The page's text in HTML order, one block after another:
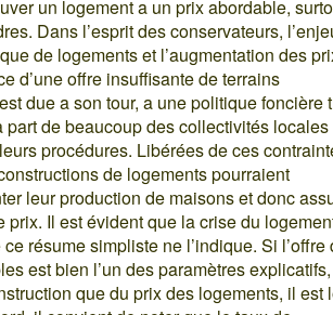
un logement a un prix abordable,
Dans l’esprit des conservateurs,
de logements et l’augmentation des
d’une offre insuffisante de terrains
due a son tour, a une politique foncière
part de beaucoup des collectivités locales
procédures. Libérées de ces
de logements pourraient
leur production de maisons et donc
prix. Il est évident que la crise du
résume simpliste ne l’indique. Si l’offre
est bien l’un des paramètres
que du prix des logements, il est